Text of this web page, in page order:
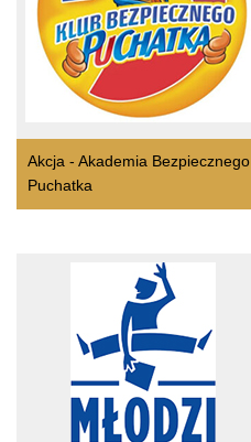
Akcja - Akademia Bezpiecznego
Puchatka